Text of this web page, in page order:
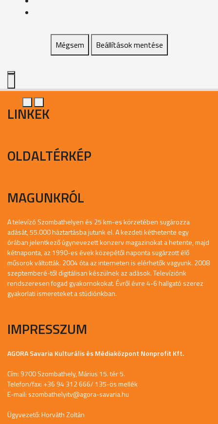
Mégsem Beállítások mentése
LINKEK
OLDALTÉRKÉP
MAGUNKRÓL
A televízó Szombathelyen és 25 km-es körzetében sugározza
adását, 55.000 háztartásba jutunk el. A kezdeti kéthetente egy
órában jelentkező úgynevezett konzerv magazinokat a hetente, majd
kétnaponta, az 1990-es évek közepétől naponta sugárzott élő
műsorok váltották. 2004 óta az interneten is elérhetők vagyunk. 2008
szeptemberé-től digitálisan készülnek az adások. Televíziónk
rendszeresen fogad gyakornokokat. Évről évre 4-6 hallgató szerez
gyakorlati ismereteket a stúdiónkban.
IMPRESSZUM
AGORA Savaria Kulturális és Médiaközpont Nonprofit Kft.
Cím: 9700 Szombathely, Márius 15. tér 5.
Telefon/fax: +36 94 312 666/ 135-ös mellék
E-mail: szombathelyitv@agora-savaria.hu
Ügyvezető: Horváth Zoltán